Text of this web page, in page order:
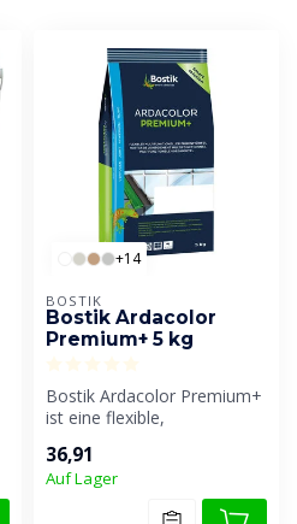
+14
BOSTIK
Bostik Ardacolor
Premium+ 5 kg
Bostik Ardacolor Premium+
ist eine flexible,
Fugenmasse. Geeign...
36,91
Auf Lager